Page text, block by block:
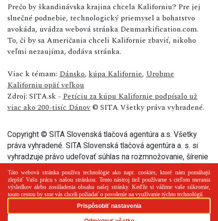
Prečo by škandinávska krajina chcela Kaliforniu? Pre jej
slnečné podnebie, technologický priemysel a bohatstvo
avokáda, uvádza webová stránka Denmarkification.com.
To, či by sa Američania chceli Kalifornie zbaviť, nikoho
veľmi nezaujíma, dodáva stránka.
Viac k témam: Dánsko, kúpa Kalifornie, Urobme
Kaliforniu opäť veľkou
Zdroj: SITA.sk - Petíciu za kúpu Kalifornie podpísalo už
viac ako 200-tisíc Dánov© SITA Všetky práva vyhradené.
Copyright © SITA Slovenská tlačová agentúra a.s. Všetky
práva vyhradené. SITA Slovenská tlačová agentúra a. s. si
vyhradzuje právo udeľovať súhlas na rozmnožovanie, šírenie